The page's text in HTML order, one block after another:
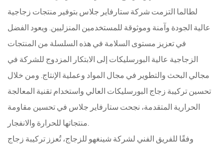
لطالما التزمت شركة ستارفاير جلاس بتوفير منتجات زجاجية
عالية الجودة وآمنة وموثوقة للمستخدمين المنزليين. ويعود الفضل
في تعزيز مستوى السلامة في هذه السلسلة من المنتجات
الزجاجية عالية البورسليكات إلى الابتكار المزدوج للشركة في
مجالي البحث والتطوير في مجال المواد وعملية الإنتاج. ومن خلال
تحسين تركيبة زجاج البورسليكات العالي واستخدام تقنية المعالجة
الحرارية المتقدمة، نجحت ستارفاير جلاس في تحسين مقاومة
وفقًا للفريق الفني لشركة شينغهو للزجاج، تُعزز تركيبة زجاج